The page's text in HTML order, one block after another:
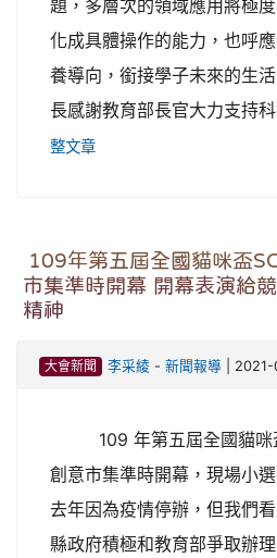
題，多層次的領域應用將極
化成具體操作的能力，也呼
養導向，銜接學子未來
長感謝教育部長官大力支持
整文章
109年第五屆全國貓咪盃
市集準時開幕 開幕表演給
精神
大會新聞 李采綾- 新聞報導| 2021-
109 年第五屆全國貓咪
創意市集準時開幕，現場小
去年因為疫情停辦，但我們
縣政府積極和教育部爭取辦